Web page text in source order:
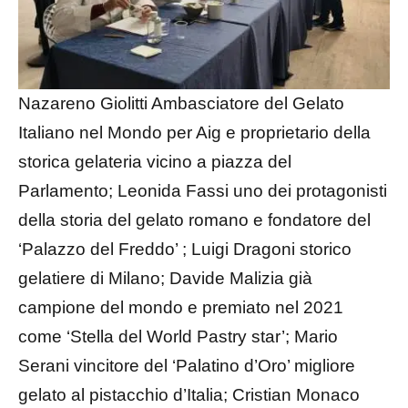
Nazareno Giolitti Ambasciatore del Gelato
Italiano nel Mondo per Aig e proprietario della
storica gelateria vicino a piazza del
Parlamento; Leonida Fassi uno dei protagonisti
della storia del gelato romano e fondatore del
‘Palazzo del Freddo’ ; Luigi Dragoni storico
gelatiere di Milano; Davide Malizia già
campione del mondo e premiato nel 2021
come ‘Stella del World Pastry star’; Mario
Serani vincitore del ‘Palatino d’Oro’ migliore
gelato al pistacchio d’Italia; Cristian Monaco